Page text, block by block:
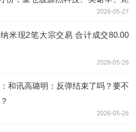
2026-05-27
米现2笔大宗交易 合计成交80.00
2026-05-26
和讯高璐明：反弹结束了吗？要不
2026-05-26